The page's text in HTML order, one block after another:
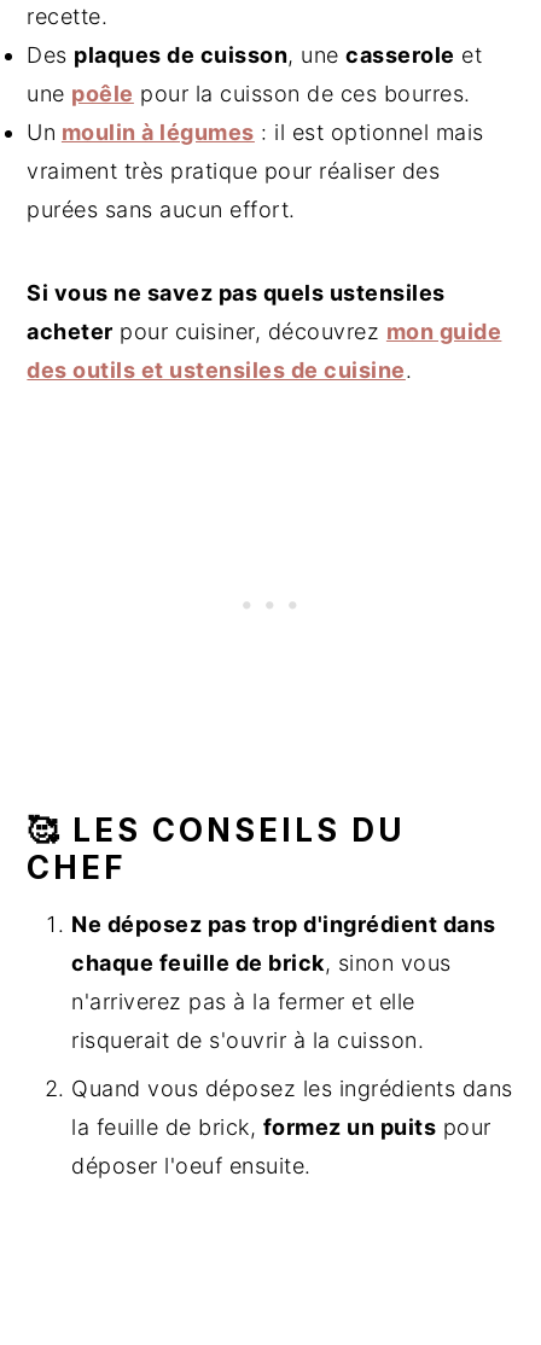
recette.
Des plaques de cuisson, unecasserole et
une poêle pour la cuisson de ces bourres.
Un moulin à légumes : il est optionnel mais
vraiment très pratique pour réaliser des
purées sans aucun effort.
Si vous ne savez pas quels ustensiles
acheter pour cuisiner, découvrez mon guide
des outils et ustensiles de cuisine.
🥰 LES CONSEILS DU
CHEF
Ne déposez pas trop d'ingrédient dans
chaque feuille de brick, sinon vous
n'arriverez pas à la fermer et elle
risquerait de s'ouvrir à la cuisson.
Quand vous déposez les ingrédients dans
la feuille de brick, formez un puits pour
déposer l'oeuf ensuite.